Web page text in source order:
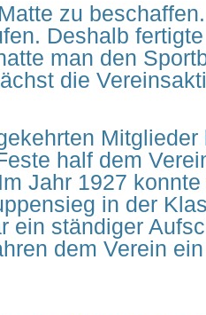
zu
Deshalb
man den
die
Mitglieder
half dem
Jahr 1927
in der
ein ständiger
dem Verein